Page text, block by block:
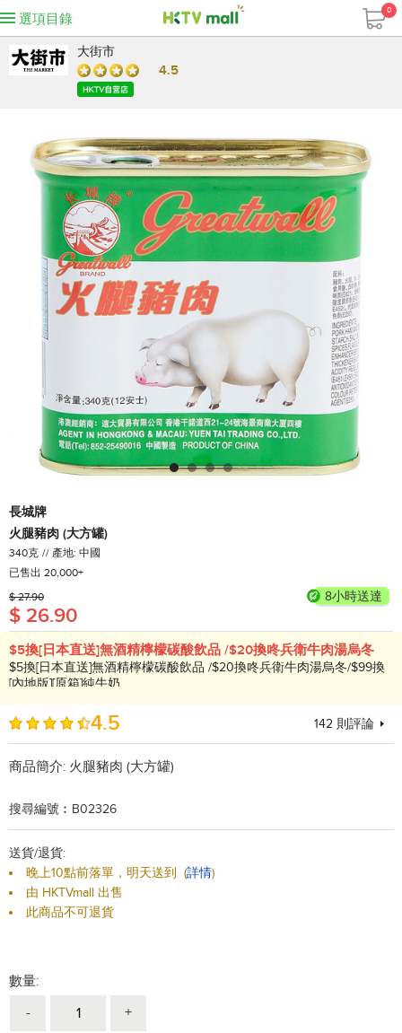
選項目錄
0
大街市
4.5
長城牌
火腿豬肉 (大方罐)
340克
產地: 中國
已售出 20,000+
$ 27.90
$ 26.90
8小時送達
$5換[日本直送]無酒精檸檬碳酸飲品 /$20換咚兵衛牛肉湯烏冬
$5換[日本直送]無酒精檸檬碳酸飲品 /$20換咚兵衛牛肉湯烏冬/$99換
[內地版][原箱]純牛奶
4.5 142 則評論
商品簡介: 火腿豬肉 (大方罐)
搜尋編號︰B02326
送貨/退貨:
晚上10點前落單，明天送到 (詳情)
由 HKTVmall 出售
此商品不可退貨
數量:
- +